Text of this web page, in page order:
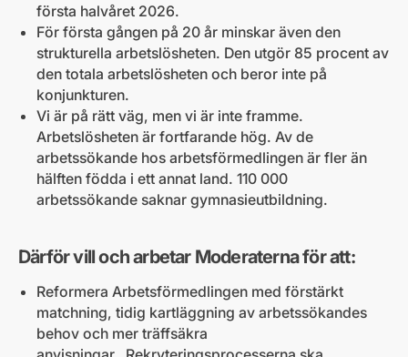
första halvåret 2026.
För första gången på 20 år minskar även den
strukturella arbetslösheten. Den utgör 85 procent av
den totala arbetslösheten och beror inte på
konjunkturen.
Vi är på rätt väg, men vi är inte framme.
Arbetslösheten är fortfarande hög. Av de
arbetssökande hos arbetsförmedlingen är fler än
hälften födda i ett annat land. 110 000
arbetssökande saknar gymnasieutbildning.
Därför vill och arbetar Moderaterna för att:
Reformera Arbetsförmedlingen med förstärkt
matchning, tidig kartläggning av arbetssökandes
behov och mer träffsäkra